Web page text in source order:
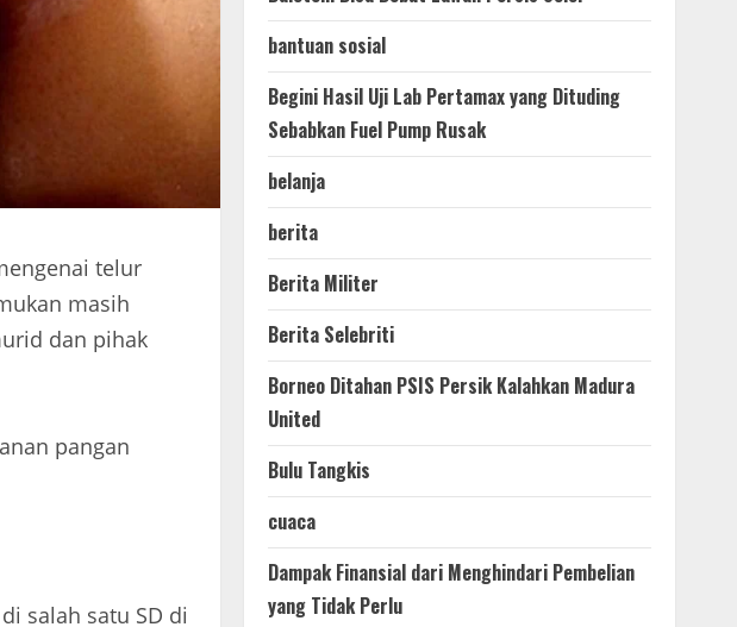
telur
masih
dan pihak
pangan
salah satu SD di
bantuan sosial
Begini Hasil Uji Lab Pertamax yang Dituding
Sebabkan Fuel Pump Rusak
belanja
berita
Berita Militer
Berita Selebriti
Borneo Ditahan PSIS Persik Kalahkan Madura
United
Bulu Tangkis
cuaca
Dampak Finansial dari Menghindari Pembelian
yang Tidak Perlu